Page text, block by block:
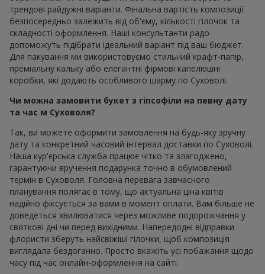
трендові райдужні варіанти. Фінальна вартість композиції
безпосередньо залежить від об'єму, кількості гілочок та
складності оформлення. Наші консультанти радо
допоможуть підібрати ідеальний варіант під ваш бюджет.
Для пакування ми використовуємо стильний крафт-папір,
преміальну кальку або елегантні фірмові капелюшні
коробки, які додають особливого шарму по Суховолі.
Чи можна замовити букет з гіпсофіли на певну дату
та час м Суховоля?
Так, ви можете оформити замовлення на будь-яку зручну
дату та конкретний часовий інтервал доставки по Суховолі.
Наша кур'єрська служба працює чітко та злагоджено,
гарантуючи вручення подарунка точно в обумовлений
термін в Суховоля. Головна перевага завчасного
планування полягає в тому, що актуальна ціна квітів
надійно фіксується за вами в момент оплати. Вам більше не
доведеться хвилюватися через можливе подорожчання у
святкові дні чи перед вихідними. Напередодні відправки
флористи зберуть найсвіжіші гілочки, щоб композиція
виглядала бездоганно. Просто вкажіть усі побажання щодо
часу під час онлайн-оформлення на сайті.